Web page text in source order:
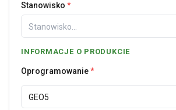
Stanowisko *
Stanowisko...
INFORMACJE O PRODUKCIE
Oprogramowanie*
GEO5